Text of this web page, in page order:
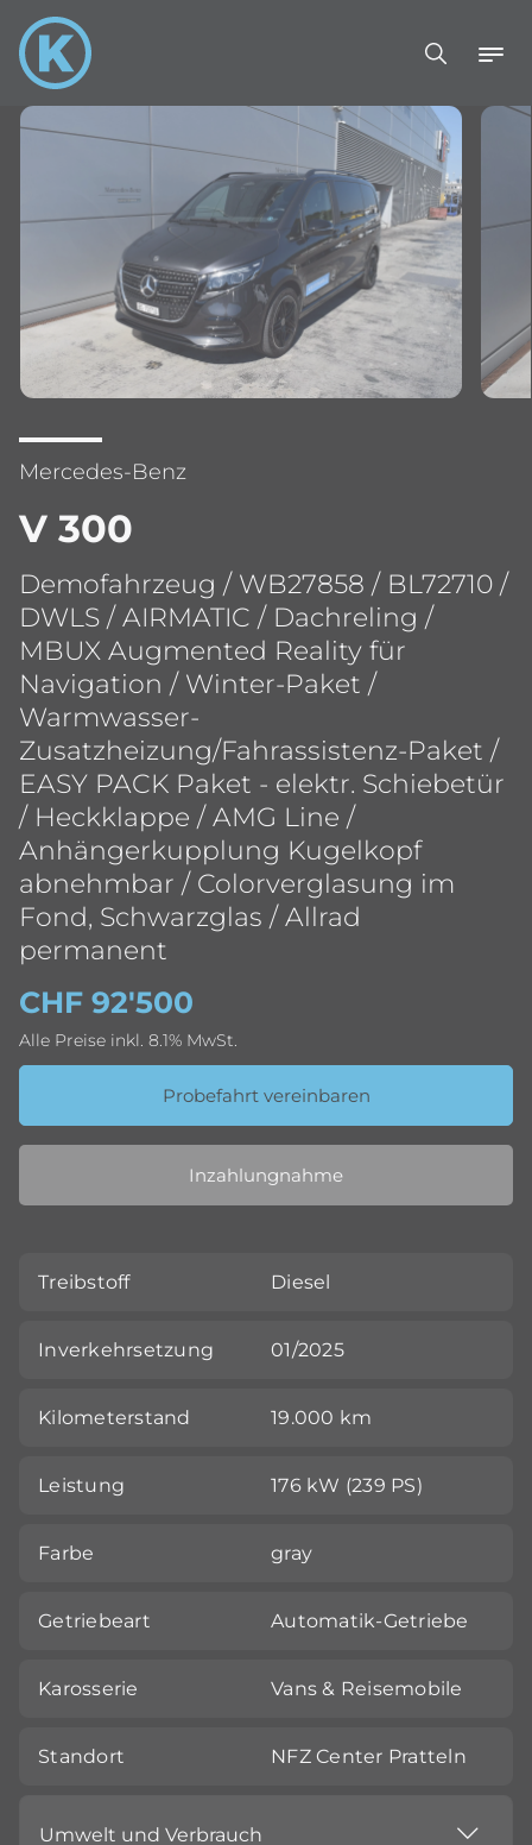
Mercedes-Benz
V 300
Demofahrzeug / WB27858 / BL72710 /
DWLS / AIRMATIC / Dachreling /
MBUX Augmented Reality für
Navigation / Winter-Paket /
Warmwasser-
Zusatzheizung/Fahrassistenz-Paket /
EASY PACK Paket - elektr. Schiebetür
/ Heckklappe / AMG Line /
Anhängerkupplung Kugelkopf
abnehmbar / Colorverglasung im
Fond, Schwarzglas / Allrad
permanent
CHF 92'500
Alle Preise inkl. 8.1% MwSt.
Probefahrt vereinbaren
Inzahlungnahme
Treibstoff Diesel
Inverkehrsetzung 01/2025
Kilometerstand 19.000 km
Leistung 176 kW (239 PS)
Farbe gray
Getriebeart Automatik-Getriebe
Karosserie Vans & Reisemobile
Standort NFZ Center Pratteln
Umwelt und Verbrauch